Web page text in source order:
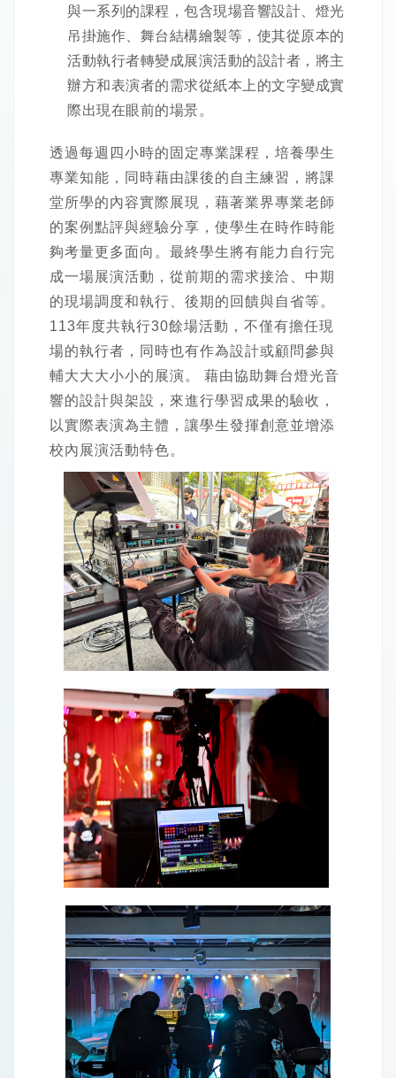
與一系列的課程，包含現場音響設計、燈光
吊掛施作、舞台結構繪製等，使其從原本的
活動執行者轉變成展演活動的設計者，將主
辦方和表演者的需求從紙本上的文字變成實
際出現在眼前的場景。
透過每週四小時的固定專業課程，培養學生
專業知能，同時藉由課後的自主練習，將課
堂所學的內容實際展現，藉著業界專業老師
的案例點評與經驗分享，使學生在時作時能
夠考量更多面向。最終學生將有能力自行完
成一場展演活動，從前期的需求接洽、中期
的現場調度和執行、後期的回饋與自省等。
113年度共執行30餘場活動，不僅有擔任現
場的執行者，同時也有作為設計或顧問參與
輔大大大小小的展演。 藉由協助舞台燈光音
響的設計與架設，來進行學習成果的驗收，
以實際表演為主體，讓學生發揮創意並增添
校內展演活動特色。